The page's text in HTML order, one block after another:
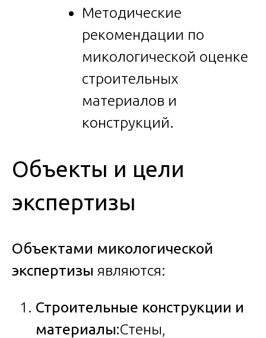
Методические
рекомендации по
микологической оценке
строительных
материалов и
конструкций.
Объекты и цели
экспертизы
Объектами микологической
экспертизы являются:
Строительные конструкции и
материалы:Стены,